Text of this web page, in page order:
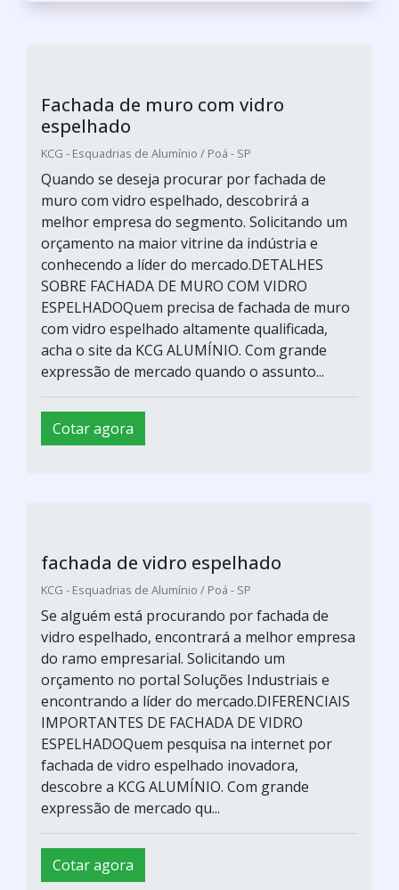
Fachada de muro com vidro
espelhado
KCG - Esquadrias de Alumínio / Poá - SP
Quando se deseja procurar por fachada de
muro com vidro espelhado, descobrirá a
melhor empresa do segmento. Solicitando um
orçamento na maior vitrine da indústria e
conhecendo a líder do mercado.DETALHES
SOBRE FACHADA DE MURO COM VIDRO
ESPELHADOQuem precisa de fachada de muro
com vidro espelhado altamente qualificada,
acha o site da KCG ALUMÍNIO. Com grande
expressão de mercado quando o assunto...
Cotar agora
fachada de vidro espelhado
KCG - Esquadrias de Alumínio / Poá - SP
Se alguém está procurando por fachada de
vidro espelhado, encontrará a melhor empresa
do ramo empresarial. Solicitando um
orçamento no portal Soluções Industriais e
encontrando a líder do mercado.DIFERENCIAIS
IMPORTANTES DE FACHADA DE VIDRO
ESPELHADOQuem pesquisa na internet por
fachada de vidro espelhado inovadora,
descobre a KCG ALUMÍNIO. Com grande
expressão de mercado qu...
Cotar agora